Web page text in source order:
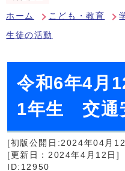
ホーム こども・教育
生徒の活動
令和6年4月
1年生 交通
[初版公開日:2024年04月
[更新日：2024年4月12日]
ID:12950